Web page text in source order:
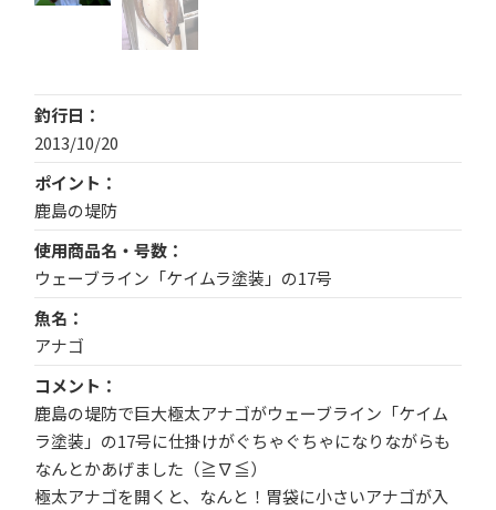
釣行日
2013/10/20
ポイント
鹿島の堤防
使用商品名・号数
ウェーブライン「ケイムラ塗装」の17号
魚名
アナゴ
コメント
鹿島の堤防で巨大極太アナゴがウェーブライン「ケイム
ラ塗装」の17号に仕掛けがぐちゃぐちゃになりながらも
なんとかあげました（≧∇≦）
極太アナゴを開くと、なんと！胃袋に小さいアナゴが入